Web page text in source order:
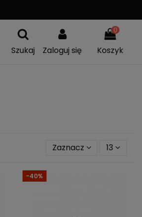
Szukaj
Zaloguj się
0
Koszyk
Zaznacz 13
-40%